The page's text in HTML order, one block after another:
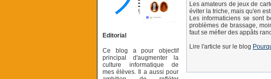
Editorial
Ce blog a pour objectif
principal d'augmenter la
culture informatique de
mes élèves. Il a aussi pour
Les amateurs de jeux de
éviter la triche, mais qu'en
Les informaticiens se sont
problèmes de brassage,
faut se méfier des appâts
Lire l'article sur le blog